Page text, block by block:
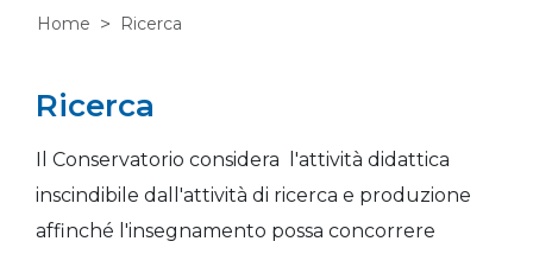
Home Ricerca
Ricerca
Il Conservatorio considera l'attività didattica
inscindibile dall'attività di ricerca e produzione
affinché l'insegnamento possa concorrere